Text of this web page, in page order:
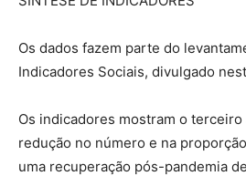
Os dados fazem parte do
Indicadores Sociais, divulgado
Os indicadores mostram o
redução no número e na
uma recuperação pós-pandemia